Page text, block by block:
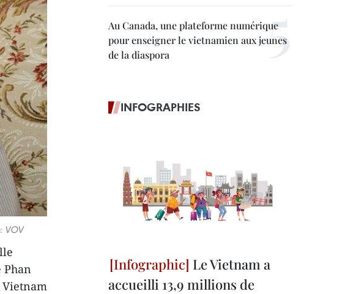
VOV
Phan
Vietnam
Au Canada, une plateforme numérique
pour enseigner le vietnamien aux jeunes
de la diaspora
INFOGRAPHIES
Le Vietnam a
accueilli 13,9 millions de